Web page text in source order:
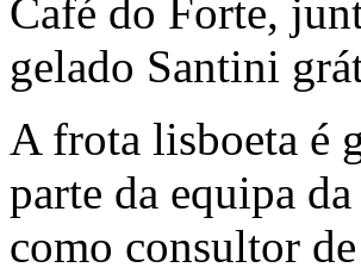
Café do Forte,
gelado Santini
A frota lisboeta é
parte da equipa
como consultor